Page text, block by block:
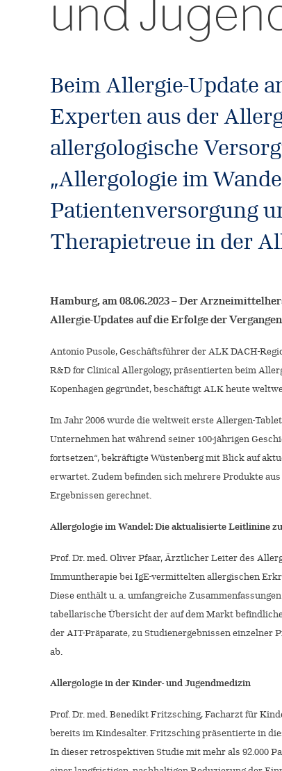
und
Beim Allergie-Update
Experten aus der
allergologische
„Allergologie im
Patientenversorgung
Therapietreue in der
Hamburg, am 08.06.2023 – Der
Allergie-Updates auf die Erfolge der
Antonio Pusole, Geschäftsführer der ALK DACH-
R&D for Clinical Allergology, präsentierten beim
Kopenhagen gegründet, beschäftigt ALK heute
Im Jahr 2006 wurde die weltweit erste Allergen-
Unternehmen hat während seiner 100-jährigen
fortsetzen“, bekräftigte Wüstenberg mit Blick auf
erwartet. Zudem befinden sich mehrere Produkte
Ergebnissen gerechnet.
Allergologie im Wandel: Die aktualisierte Leitlinine
Prof. Dr. med. Oliver Pfaar, Ärztlicher Leiter des
Immuntherapie bei IgE-vermittelten allergischen
Diese enthält u. a. umfangreiche
tabellarische Übersicht der auf dem Markt
der AIT-Präparate, zu Studienergebnissen einzelner
ab.
Allergologie in der Kinder- und Jugendmedizin
Prof. Dr. med. Benedikt Fritzsching, Facharzt für
bereits im Kindesalter. Fritzsching präsentierte in
In dieser retrospektiven Studie mit mehr als 92.000